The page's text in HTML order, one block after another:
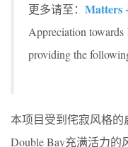
更多请至： Matters
Appreciation towards
providing the
本项目受到侘寂风格
Double Bay充满活力